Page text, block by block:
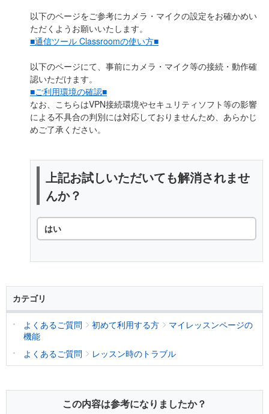
以下のページをご参考にカメラ・マイクの設定をお確かめい
ただくようお願いいたします。
■通信ツール Classroomの使い方■
以下のページにて、事前にカメラ・マイク等の接続・動作確
認いただけます。
■ご利用環境の確認■
なお、こちらはVPN接続環境やセキュリティソフト等の影響
による不具合の判別には対応しておりませんため、あらかじ
めご了承ください。
上記お試しいただいても解消されませ
んか？
はい
カテゴリ
よくあるご質問 初めて利用する方
マイレッスンページの
機能
よくあるご質問
レッスン時のトラブル
この内容は参考になりましたか？